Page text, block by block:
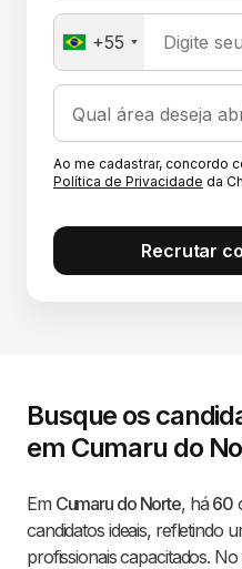
+55 Digite
Ao me cadastrar, concordo
Política de Privacidade da
Recrutar
Busque os
em Cumaru do
Em Cumaru do Norte, há 60
candidatos ideais, refletindo
profissionais capacitados.